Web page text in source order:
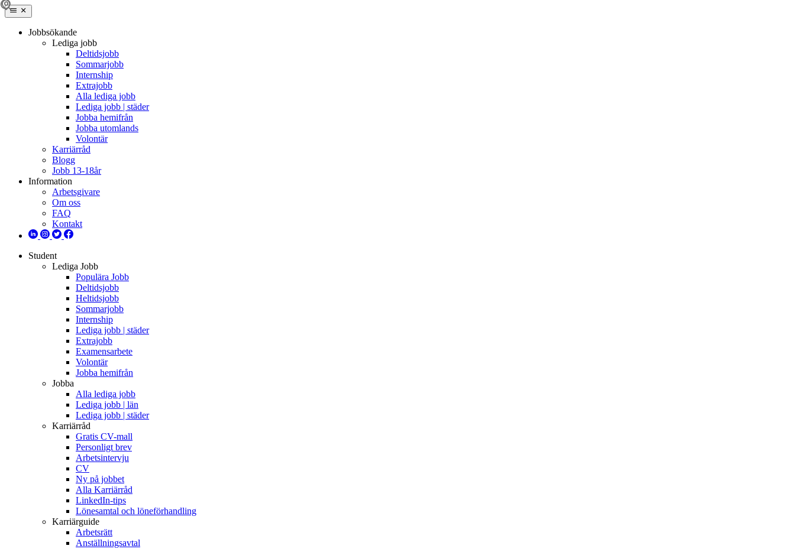
Jobbsökande
Lediga jobb
Deltidsjobb
Sommarjobb
Internship
Extrajobb
Alla lediga jobb
Lediga jobb | städer
Jobba hemifrån
Jobba utomlands
Volontär
Karriärråd
Blogg
Jobb 13-18år
Information
Arbetsgivare
Om oss
FAQ
Kontakt
Student
Lediga Jobb
Populära Jobb
Deltidsjobb
Heltidsjobb
Sommarjobb
Internship
Lediga jobb | städer
Extrajobb
Examensarbete
Volontär
Jobba hemifrån
Jobba
Alla lediga jobb
Lediga jobb | län
Lediga jobb | städer
Karriärråd
Gratis CV-mall
Personligt brev
Arbetsintervju
CV
Ny på jobbet
Alla Karriärråd
LinkedIn-tips
Lönesamtal och löneförhandling
Karriärguide
Arbetsrätt
Anställningsavtal